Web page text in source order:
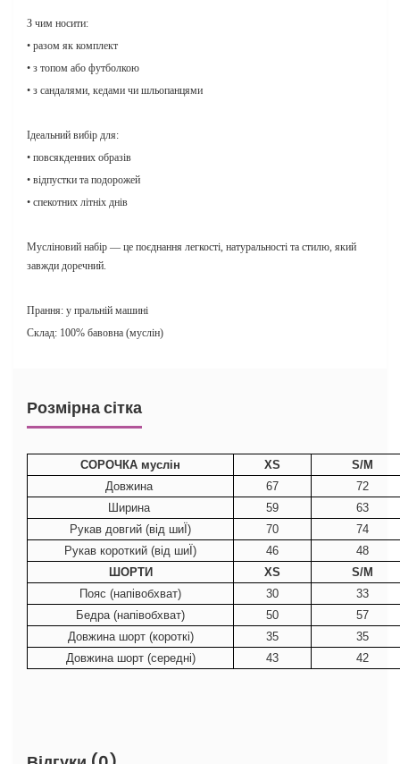
З чим носити:
• разом як комплект
• з топом або футболкою
• з сандалями, кедами чи шльопанцями
Ідеальний вибір для:
• повсякденних образів
• відпустки та подорожей
• спекотних літніх днів
Мусліновий набір — це поєднання легкості, натуральності та стилю, який
завжди доречний.
Прання: у пральній машині
Склад: 100% бавовна (муслін)
Розмірна сітка
СОРОЧКА муслін XS
S/M
Довжина
67
72
Ширина
59
63
Рукав довгий (від шиЇ)
70
74
Рукав короткий (від шиЇ)
46
48
ШОРТИ
XS
S/M
Пояс (напівобхват)
30
33
Бедра (напівобхват)
50
57
Довжина шорт (короткі)
35
35
Довжина шорт (середні)
43 42